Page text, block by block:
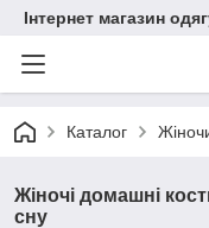
Інтернет магазин
Каталог
Жіночі домашні
сну